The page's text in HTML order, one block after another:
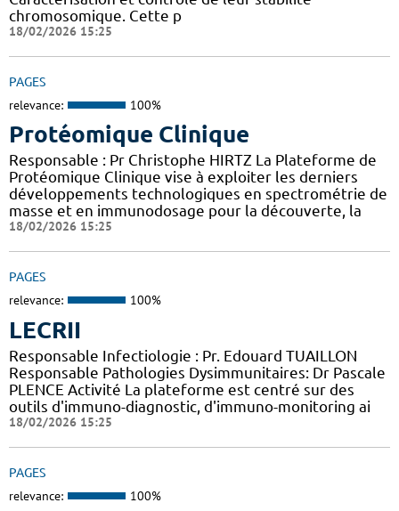
chromosomique. Cette p
18/02/2026 15:25
PAGES
relevance: 100%
Protéomique Clinique
Responsable : Pr Christophe HIRTZ La Plateforme de
Protéomique Clinique vise à exploiter les derniers
développements technologiques en spectrométrie de
masse et en immunodosage pour la découverte, la
18/02/2026 15:25
PAGES
relevance: 100%
LECRII
Responsable Infectiologie : Pr. Edouard TUAILLON
Responsable Pathologies Dysimmunitaires: Dr Pascale
PLENCE Activité La plateforme est centré sur des
outils d'immuno-diagnostic, d'immuno-monitoring ai
18/02/2026 15:25
PAGES
relevance: 100%